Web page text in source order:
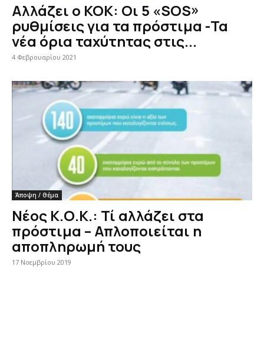
Αλλάζει ο ΚΟΚ: Οι 5 «SOS»
ρυθμίσεις για τα πρόστιμα -Τα
νέα όρια ταχύτητας στις...
4 Φεβρουαρίου 2021
Άποψη / Θέμα
Νέος Κ.Ο.Κ.: Τί αλλάζει στα
πρόστιμα – Απλοποιείται η
αποπληρωμή τους
17 Νοεμβρίου 2019